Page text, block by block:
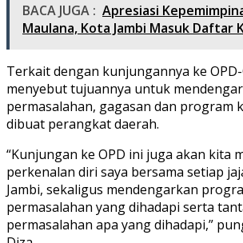
BACA JUGA : Apresiasi
Maulana, Kota Jambi Masuk Daftar
Terkait dengan kunjungannya ke OPD-
menyebut tujuannya untuk
permasalahan, gagasan dan program
dibuat perangkat daerah.
“Kunjungan ke OPD ini juga akan kita
perkenalan diri saya bersama setiap
Jambi, sekaligus mendengarkan
permasalahan yang dihadapi serta
permasalahan apa yang dihadapi,”